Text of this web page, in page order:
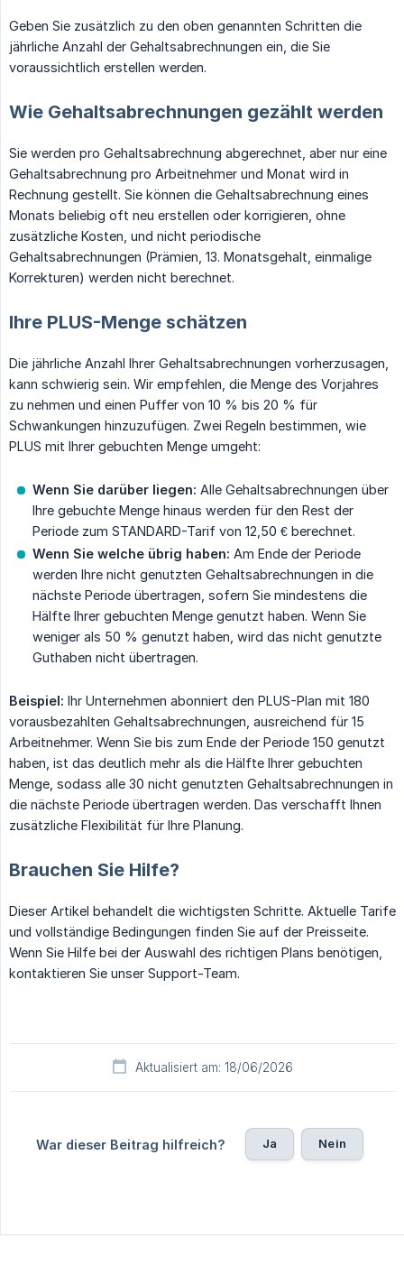
Geben Sie zusätzlich zu den oben genannten Schritten die
jährliche Anzahl der Gehaltsabrechnungen ein, die Sie
voraussichtlich erstellen werden.
Wie Gehaltsabrechnungen gezählt werden
Sie werden pro Gehaltsabrechnung abgerechnet, aber nur eine
Gehaltsabrechnung pro Arbeitnehmer und Monat wird in
Rechnung gestellt. Sie können die Gehaltsabrechnung eines
Monats beliebig oft neu erstellen oder korrigieren, ohne
zusätzliche Kosten, und nicht periodische
Gehaltsabrechnungen (Prämien, 13. Monatsgehalt, einmalige
Korrekturen) werden nicht berechnet.
Ihre PLUS-Menge schätzen
Die jährliche Anzahl Ihrer Gehaltsabrechnungen vorherzusagen,
kann schwierig sein. Wir empfehlen, die Menge des Vorjahres
zu nehmen und einen Puffer von 10 % bis 20 % für
Schwankungen hinzuzufügen. Zwei Regeln bestimmen, wie
PLUS mit Ihrer gebuchten Menge umgeht:
Wenn Sie darüber liegen: Alle Gehaltsabrechnungen über
Ihre gebuchte Menge hinaus werden für den Rest der
Periode zum STANDARD-Tarif von 12,50 € berechnet.
Wenn Sie welche übrig haben: Am Ende der Periode
werden Ihre nicht genutzten Gehaltsabrechnungen in die
nächste Periode übertragen, sofern Sie mindestens die
Hälfte Ihrer gebuchten Menge genutzt haben. Wenn Sie
weniger als 50 % genutzt haben, wird das nicht genutzte
Guthaben nicht übertragen.
Beispiel: Ihr Unternehmen abonniert den PLUS-Plan mit 180
vorausbezahlten Gehaltsabrechnungen, ausreichend für 15
Arbeitnehmer. Wenn Sie bis zum Ende der Periode 150 genutzt
haben, ist das deutlich mehr als die Hälfte Ihrer gebuchten
Menge, sodass alle 30 nicht genutzten Gehaltsabrechnungen in
die nächste Periode übertragen werden. Das verschafft Ihnen
zusätzliche Flexibilität für Ihre Planung.
Brauchen Sie Hilfe?
Dieser Artikel behandelt die wichtigsten Schritte. Aktuelle Tarife
und vollständige Bedingungen finden Sie auf der Preisseite.
Wenn Sie Hilfe bei der Auswahl des richtigen Plans benötigen,
kontaktieren Sie unser Support-Team.
Aktualisiert am: 18/06/2026
War dieser Beitrag hilfreich? Ja Nein